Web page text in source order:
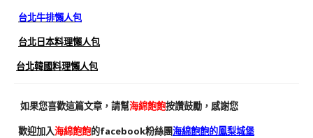
台北牛排懶人包
台北日本料理懶人包
台北韓國料理懶人包
如果您喜歡這篇文章，請幫海綿飽飽按讚鼓勵，感謝您
歡迎加入海綿飽飽的facebook粉絲團海綿飽飽的鳳梨城堡